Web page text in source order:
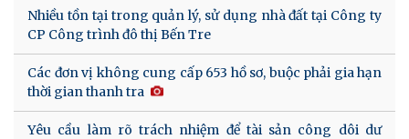
Nhiều tồn tại trong quản lý, sử dụng nhà đất tại Công ty
CP Công trình đô thị Bến Tre
Các đơn vị không cung cấp 653 hồ sơ, buộc phải gia hạn
thời gian thanh tra
Yêu cầu làm rõ trách nhiệm để tài sản công dôi dư